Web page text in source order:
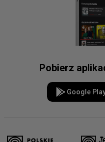
Pobierz
Google